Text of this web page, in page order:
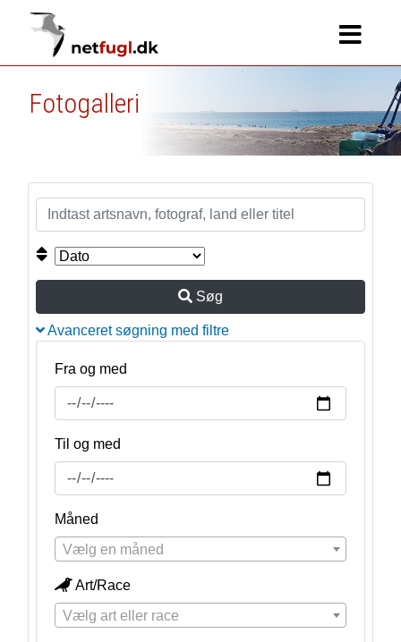
Fotogalleri
Søg
Avanceret søgning med filtre
Fra og med
Til og med
Måned
Vælg en måned
Art/Race
Vælg art eller race